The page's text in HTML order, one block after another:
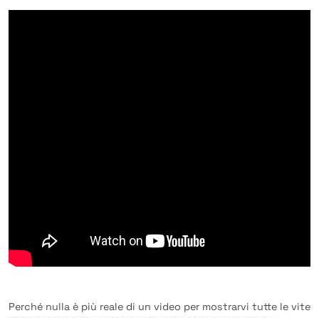
Perché nulla è più reale di un video per mostrarvi tutte le vite